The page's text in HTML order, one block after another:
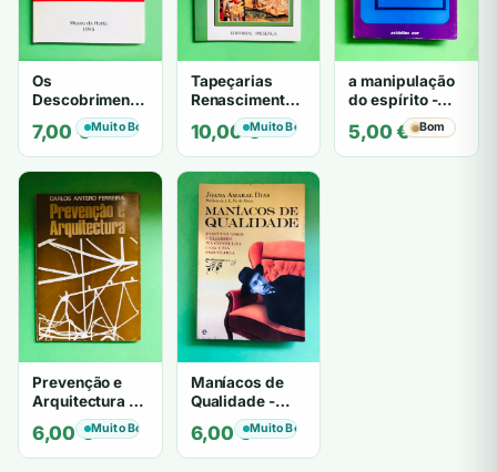
Os
Descobrimentos
e a Arte
7,00€Muito Bom
Tapeçarias
Renascimento e
Barroco
10,00€
Muito Bom
a manipulação
do espírito -
Theo Löbsack
5,00€ Bom
Prevenção e
Arquitectura -
CARLOS
ANTERO
FERREIRA
6,00€Muito Bom
Maníacos de
Qualidade -
Joana Amaral
Dias
6,00€Muito Bom